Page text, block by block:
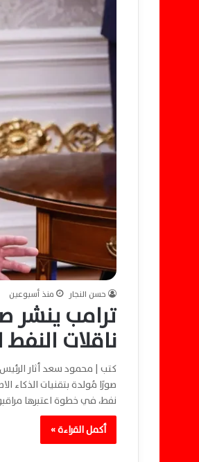
حسن النجار منذ أسبوعين
ترامب ينشر
ناقلات النفط
كتب | محمود سعد أثار
نفط، في خطوة اعتبرها
أكمل القراءة »